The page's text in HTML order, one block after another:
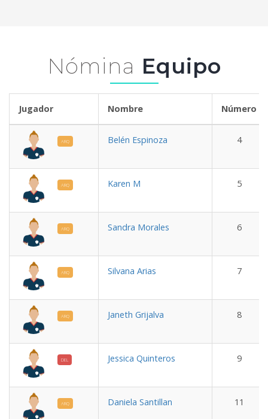
Nómina Equipo
Jugador Nombre Número
ARQ Belén Espinoza 4
ARQ Karen M 5
ARQ Sandra Morales 6
ARQ Silvana Arias 7
ARQ Janeth Grijalva 8
DEL Jessica Quinteros 9
ARQ Daniela Santillan 11